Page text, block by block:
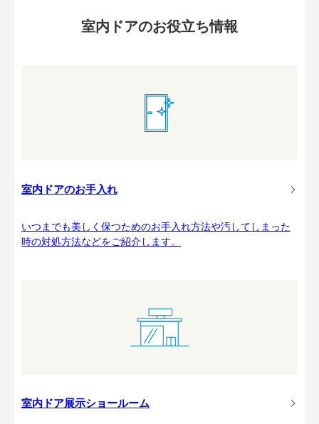
室内ドアのお役立ち情報
室内ドアのお手入れ
いつまでも美しく保つためのお手入れ方法や汚してしまった
時の対処方法などをご紹介します。
室内ドア展示ショールーム